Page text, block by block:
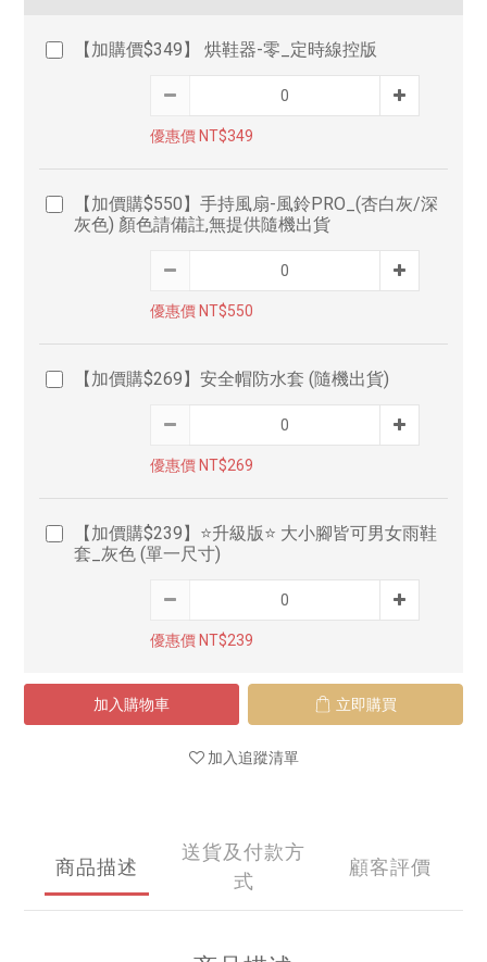
【加購價$349】 烘鞋器-零_定時線控版
優惠價 NT$349
【加價購$550】手持風扇-風鈴PRO_(杏白灰/深
灰色) 顏色請備註,無提供隨機出貨
優惠價 NT$550
【加價購$269】安全帽防水套 (隨機出貨)
優惠價 NT$269
【加價購$239】⭐升級版⭐ 大小腳皆可男女雨鞋
套_灰色 (單一尺寸)
優惠價 NT$239
加入購物車 立即購買
加入追蹤清單
商品描述
送貨及付款方
式
顧客評價